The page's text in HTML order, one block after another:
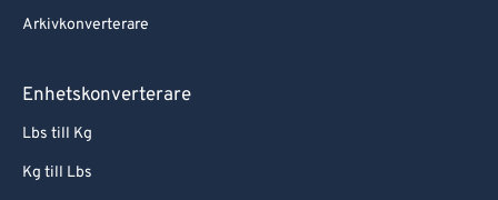
Arkivkonverterare
Enhetskonverterare
Lbs till Kg
Kg till Lbs